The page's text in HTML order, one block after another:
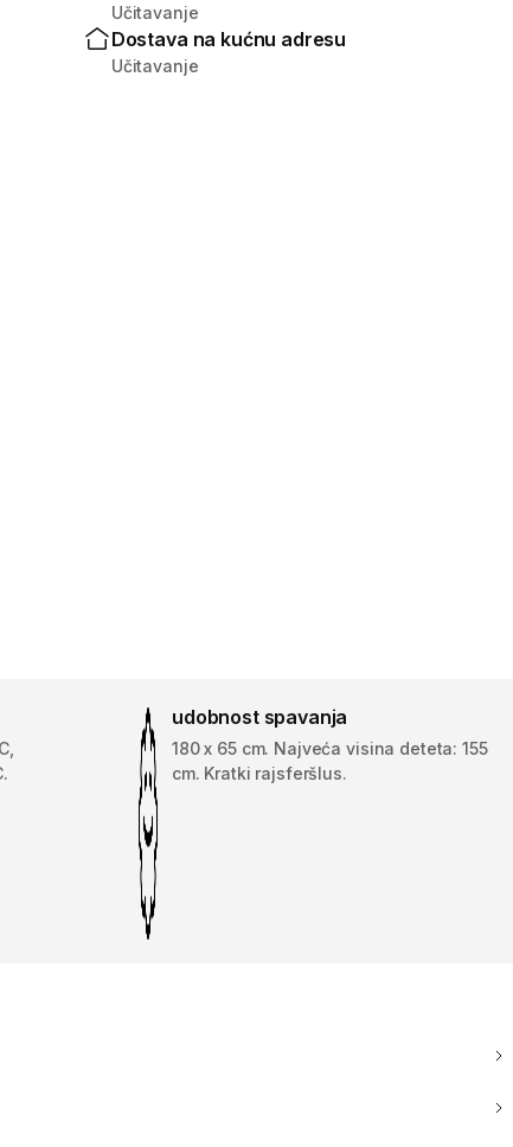
Učitavanje
Dostava na kućnu adresu
Učitavanje
udobnost spavanja
180 x 65 cm. Najveća visina deteta: 155
cm. Kratki rajsferšlus.